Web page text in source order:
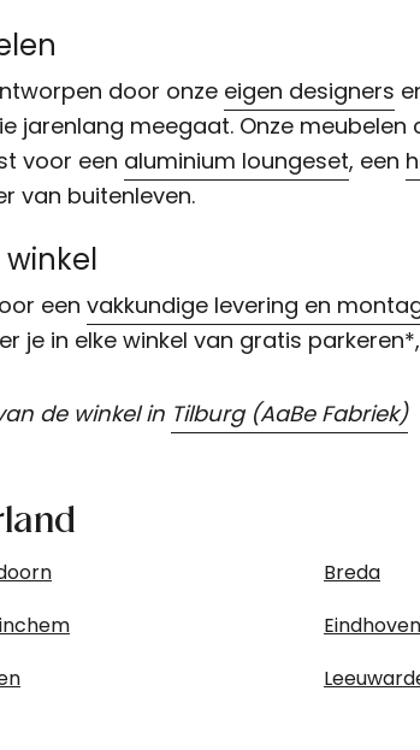
door onze eigen designers
jarenlang meegaat. Onze
voor een aluminium loungeset, een
van buitenleven.
een vakkundige levering en
je in elke winkel van gratis
de winkel in Tilburg (AaBe Fabriek)
Breda
Eindhoven